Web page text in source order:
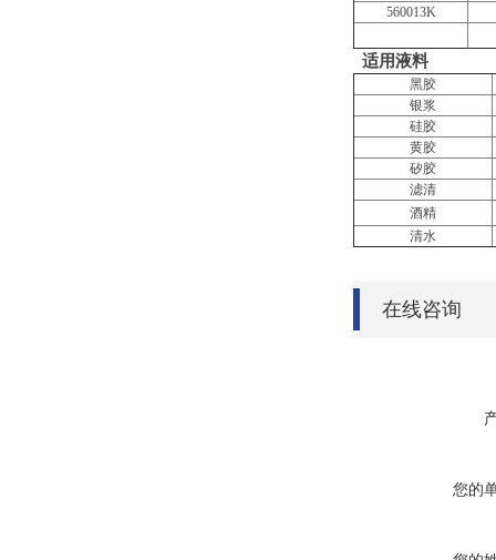
560013K
适用液料
黑胶
银浆
硅胶
黄胶
矽胶
滤清
酒精
清水
在线咨询
您的